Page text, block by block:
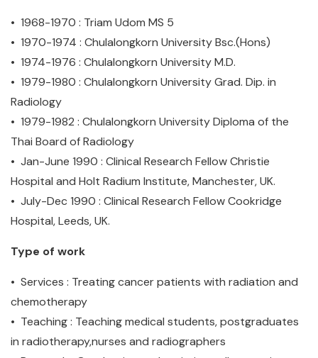
• 1968-1970 : Triam Udom MS 5
• 1970-1974 : Chulalongkorn University Bsc.(Hons)
• 1974-1976 : Chulalongkorn University M.D.
• 1979-1980 : Chulalongkorn University Grad. Dip. in
Radiology
• 1979-1982 : Chulalongkorn University Diploma of the
Thai Board of Radiology
• Jan-June 1990 : Clinical Research Fellow Christie
Hospital and Holt Radium Institute, Manchester, UK.
• July-Dec 1990 : Clinical Research Fellow Cookridge
Hospital, Leeds, UK.
Type of work
• Services : Treating cancer patients with radiation and
chemotherapy
• Teaching : Teaching medical students, postgraduates
in radiotherapy,nurses and radiographers